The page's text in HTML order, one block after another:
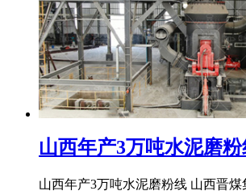
山西年产3万吨水泥磨粉
山西年产3万吨水泥磨粉线 山西晋